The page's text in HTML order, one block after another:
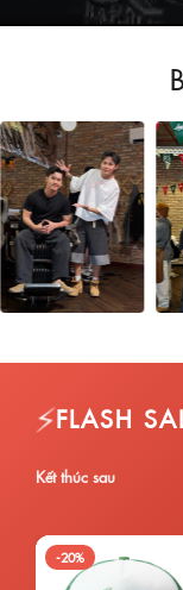
⚡FLASH
Kết thúc sau
-20%